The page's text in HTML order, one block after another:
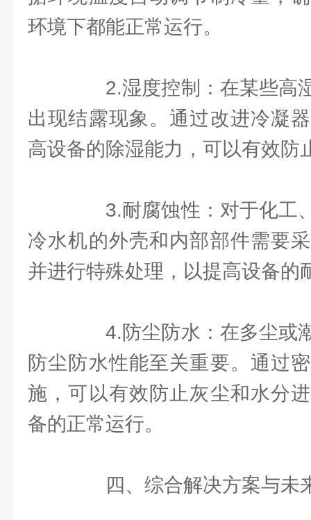
环境下都能正常运行。
2.湿度控制：在某些高
出现结露现象。通过改进冷凝
高设备的除湿能力，可以有效防
3.耐腐蚀性：对于化工
冷水机的外壳和内部部件需要
并进行特殊处理，以提高设备的
4.防尘防水：在多尘或
防尘防水性能至关重要。通过
施，可以有效防止灰尘和水分
备的正常运行。
四、综合解决方案与未